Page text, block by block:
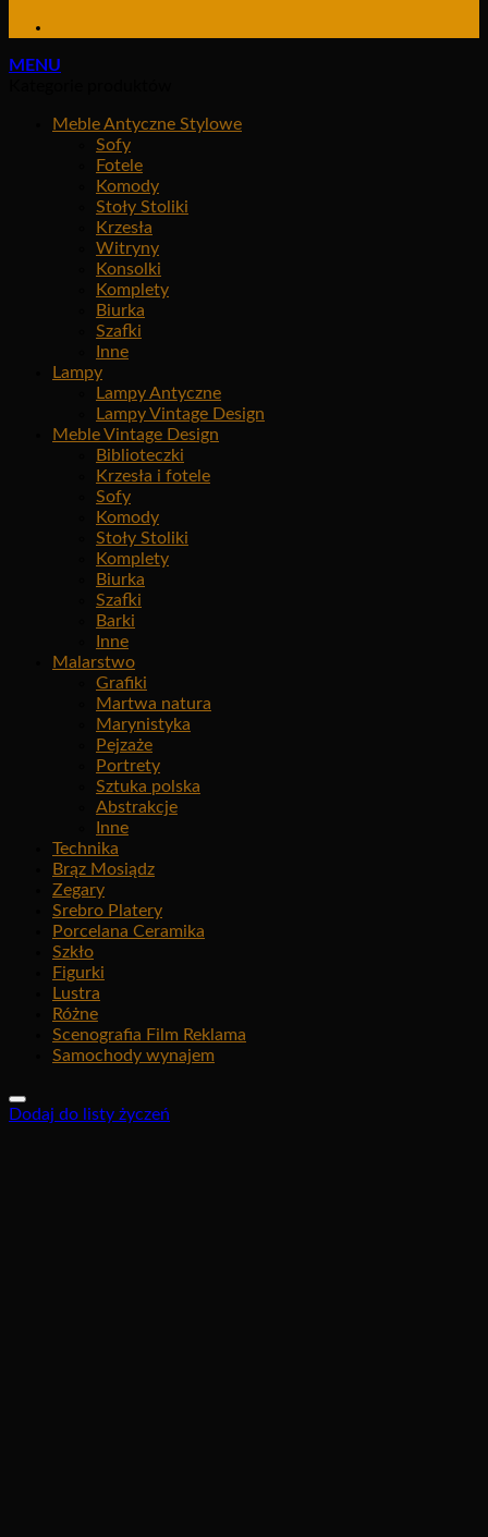
MENU
Meble Antyczne Stylowe
Sofy
Fotele
Komody
Stoły Stoliki
Krzesła
Witryny
Konsolki
Komplety
Biurka
Szafki
Inne
Lampy
Lampy Antyczne
Lampy Vintage Design
Meble Vintage Design
Biblioteczki
Krzesła i fotele
Sofy
Komody
Stoły Stoliki
Komplety
Biurka
Szafki
Barki
Inne
Malarstwo
Grafiki
Martwa natura
Marynistyka
Pejzaże
Portrety
Sztuka polska
Abstrakcje
Inne
Technika
Brąz Mosiądz
Zegary
Srebro Platery
Porcelana Ceramika
Szkło
Figurki
Lustra
Różne
Scenografia Film Reklama
Samochody wynajem
Dodaj do listy życzeń